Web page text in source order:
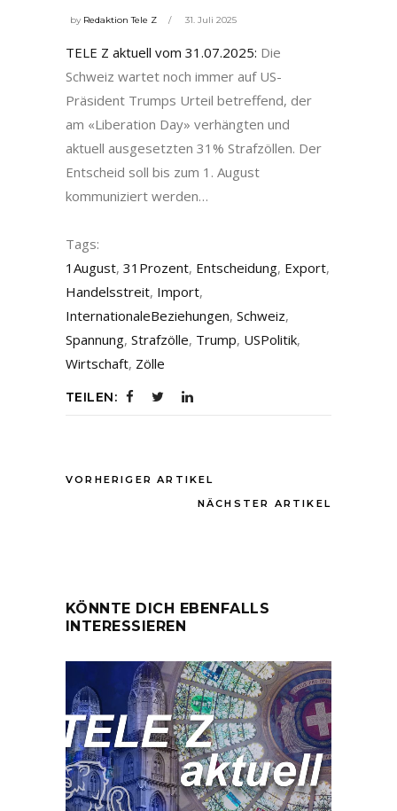
by Redaktion Tele Z 31. Juli 2025
TELE Z aktuell vom 31.07.2025: Die
Schweiz wartet noch immer auf US-
Präsident Trumps Urteil betreffend, der
am «Liberation Day» verhängten und
aktuell ausgesetzten 31% Strafzöllen. Der
Entscheid soll bis zum 1. August
kommuniziert werden…
Tags:
1August, 31Prozent, Entscheidung, Export,
Handelsstreit, Import,
InternationaleBeziehungen, Schweiz,
Spannung, Strafzölle, Trump, USPolitik,
Wirtschaft, Zölle
TEILEN:
VORHERIGER ARTIKEL
NÄCHSTER ARTIKEL
KÖNNTE DICH EBENFALLS
INTERESSIEREN